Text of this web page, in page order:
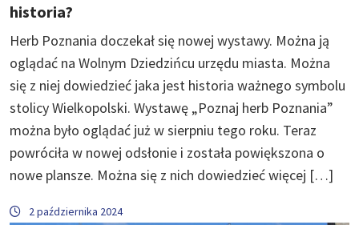
historia?
Herb Poznania doczekał się nowej wystawy. Można ją
oglądać na Wolnym Dziedzińcu urzędu miasta. Można
się z niej dowiedzieć jaka jest historia ważnego symbolu
stolicy Wielkopolski. Wystawę „Poznaj herb Poznania”
można było oglądać już w sierpniu tego roku. Teraz
powróciła w nowej odsłonie i została powiększona o
nowe plansze. Można się z nich dowiedzieć więcej […]
2 października 2024